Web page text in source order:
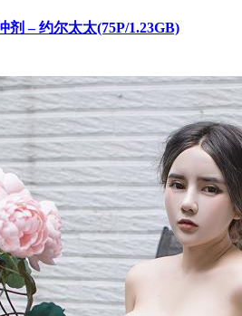
剂 – 约尔太太(75P/1.23GB)